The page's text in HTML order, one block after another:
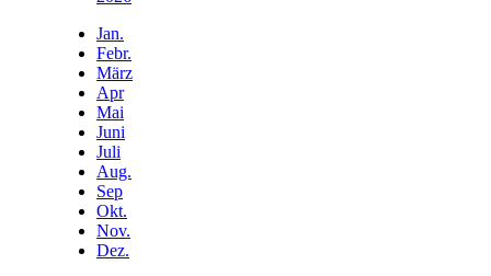
Jan.
Febr.
März
Apr
Mai
Juni
Juli
Aug.
Sep
Okt.
Nov.
Dez.